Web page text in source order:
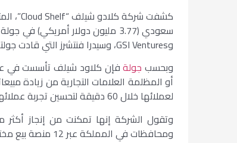
وGSI Ventures، وسيدرا فنتشرز التي قادت جولتها الاستثمارية السابقة.
وبحسب جولة
أو المظلمة العلامات التجارية من زيادة
لعملائها خلال 60 دقيقة لتحسين تجربة عملائهم وزيادة مبيعاتهم.
ومحافظات في المملكة عبر 12 منصة بيع مختلفة.